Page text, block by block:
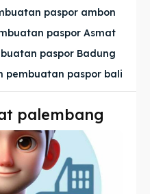
paspor ambon
paspor Asmat
paspor Badung
pembuatan paspor bali
palembang